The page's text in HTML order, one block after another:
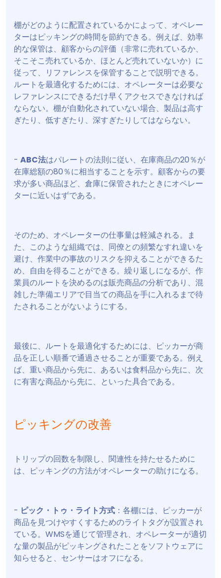
棚がどのように配置されているかによって、オペレー
ターはピッキングの時間を節約できる。例えば、効率
的な保管は、顧客からの評価（非常に売れているか、
そこそこ売れているか、ほとんど売れていないか）に
従って、リファレンスを保管することで説明できる。
ルートを最適化するためには、オペレーターは必要な
レファレンスにできるだけ早くアクセスできなければ
ならない。棚が自動化されていない場合、製品は高す
ぎたり、低すぎたり、深すぎたりしてはならない。
- ABC法はパレートの法則に従い、在庫商品の20％が
在庫総額の80％に相当することを示す。顧客からの要
求が多い商品ほど、倉庫に保管されたときにオペレー
ターに近いはずである。
そのため、オペレーターの仕事量は軽減される。ま
た、このような組織では、同僚との頻繁なすれ違いを
避け、作業中の事故のリスクを抑えることができるた
め、自由を得ることができる。繰り返しになるが、作
業員のルートを決めるのは販売商品の分析であり、混
雑した準備エリアで目当ての商品を手に入れるまで待
たされることがないようにする。
最後に、ルートを最適化するためには、ピッカーが商
品を正しい順番で通過させることが重要である。例え
ば、重い商品から先に、あるいは食料品から先に、次
に有害な商品から先に、といった具合である。
ピッキングの改善
トリップの回数を制限し、関連性を持たせるために
は、ピッキングの方法がオペレーターの助けになる。
- ピック・トゥ・ライト方式 ：各棚には、ピッカーが
商品を見つけやすくするためのライトタグが設置され
ている。WMSを通じて管理され、オペレーターが適切
な量の製品がピッキングされたことをソフトウェアに
知らせると、センサーはオフになる。